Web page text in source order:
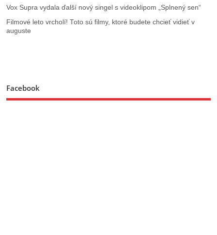
Vox Supra vydala ďalší nový singel s videoklipom „Splnený sen“
Filmové leto vrcholí! Toto sú filmy, ktoré budete chcieť vidieť v
auguste
Facebook